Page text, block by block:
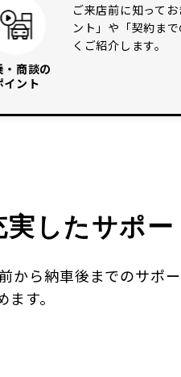
・商談の
イント
ご来店前に知って
ント」や「契約ま
くご紹介します。
実したサポー
ら納車後までのサポー
す。